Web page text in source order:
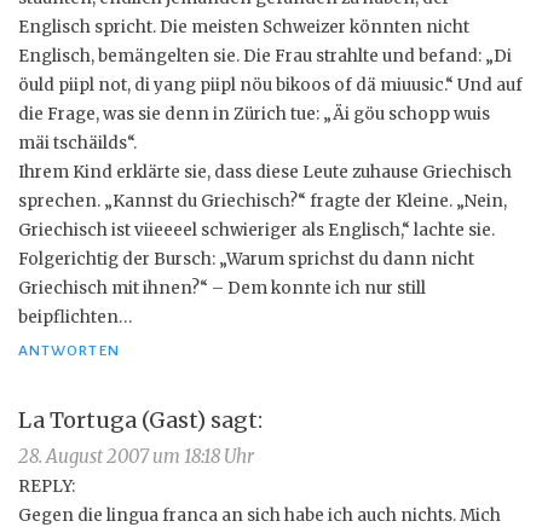
Englisch spricht. Die meisten Schweizer könnten nicht
Englisch, bemängelten sie. Die Frau strahlte und befand: „Di
öuld piipl not, di yang piipl nöu bikoos of dä miuusic.“ Und auf
die Frage, was sie denn in Zürich tue: „Äi göu schopp wuis
mäi tschäilds“.
Ihrem Kind erklärte sie, dass diese Leute zuhause Griechisch
sprechen. „Kannst du Griechisch?“ fragte der Kleine. „Nein,
Griechisch ist viieeeel schwieriger als Englisch,“ lachte sie.
Folgerichtig der Bursch: „Warum sprichst du dann nicht
Griechisch mit ihnen?“ – Dem konnte ich nur still
beipflichten…
ANTWORTEN
La Tortuga (Gast) sagt:
28. August 2007 um 18:18 Uhr
REPLY:
Gegen die lingua franca an sich habe ich auch nichts. Mich